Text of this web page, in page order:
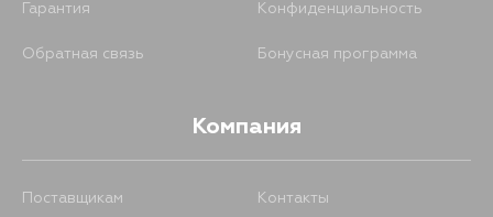
Гарантия Конфиденциальность
Обратная связь Бонусная программа
Компания
Поставщикам Контакты